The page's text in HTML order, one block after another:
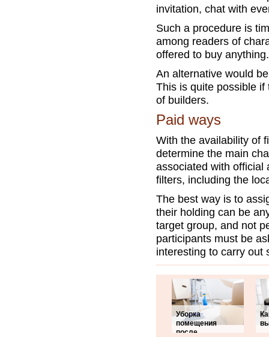
invitation, chat with
Such a procedure is
among readers of
offered to buy anything.
An alternative would
This is quite possible
of builders.
Paid ways
With the availability of
determine the main
associated with official
filters, including the
The best way is to
their holding can be
target group, and not
participants must be
interesting to carry out
Уборка
помещения
после